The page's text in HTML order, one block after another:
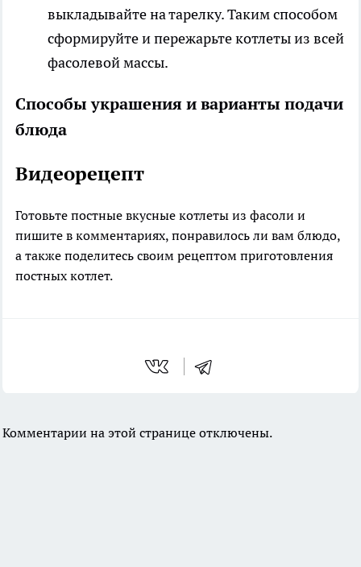
выкладывайте на тарелку. Таким способом
сформируйте и пережарьте котлеты из всей
фасолевой массы.
Способы украшения и варианты подачи
блюда
Видеорецепт
Готовьте постные вкусные котлеты из фасоли и
пишите в комментариях, понравилось ли вам блюдо,
а также поделитесь своим рецептом приготовления
постных котлет.
Комментарии на этой странице отключены.